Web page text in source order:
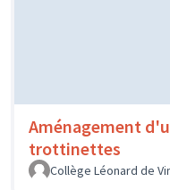
Aménagement
trottinettes
Collège Léonard de